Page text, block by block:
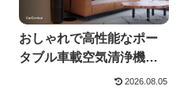
おしゃれで高性能なポー
タブル車載空気清浄機
cadoを徹底レビュー2026.08.05